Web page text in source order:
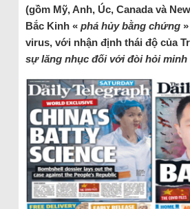
(gồm Mỹ, Anh, Úc, Canada và
Bắc Kinh « phá hủy bằng chứng»
virus, với nhận định thái độ của
sự lăng nhục đối với đòi hỏi minh